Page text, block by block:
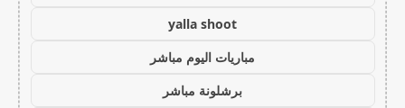
yalla shoot
مباريات اليوم مباشر
برشلونة مباشر